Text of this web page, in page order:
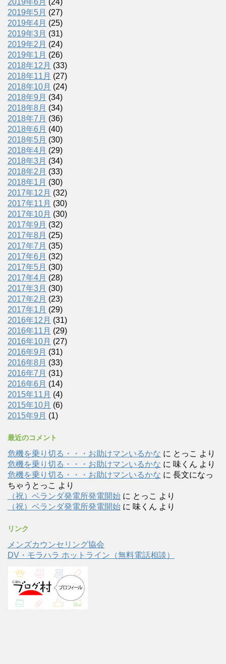
2019年5月 (27)
2019年4月 (25)
2019年3月 (31)
2019年2月 (24)
2019年1月 (26)
2018年12月 (33)
2018年11月 (27)
2018年10月 (24)
2018年9月 (34)
2018年8月 (34)
2018年7月 (36)
2018年6月 (40)
2018年5月 (30)
2018年4月 (29)
2018年3月 (34)
2018年2月 (33)
2018年1月 (30)
2017年12月 (32)
2017年11月 (30)
2017年10月 (30)
2017年9月 (32)
2017年8月 (25)
2017年7月 (35)
2017年6月 (32)
2017年5月 (30)
2017年4月 (28)
2017年3月 (30)
2017年2月 (23)
2017年1月 (29)
2016年12月 (31)
2016年11月 (29)
2016年10月 (27)
2016年9月 (31)
2016年8月 (33)
2016年7月 (31)
2016年6月 (14)
2015年11月 (4)
2015年10月 (6)
2015年9月 (1)
最近のコメント
危機を乗り切る・・・お助けマンいるかな に とっこ より
危機を乗り切る・・・お助けマンいるかな に 味くん より
危機を乗り切る・・・お助けマンいるかな に 長文になっ
ちゃうとっこ より
（祝）ベランダ発電所発電開始 に とっこ より
（祝）ベランダ発電所発電開始 に 味くん より
リンク
メンズカウンセリング協会
DV・モラハラ ホットライン（無料電話相談）